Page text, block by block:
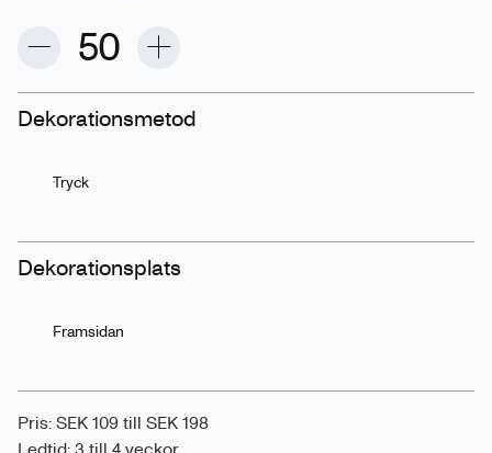
Dekorationsmetod
Tryck
Dekorationsplats
Framsidan
Pris: SEK 109 till SEK 198
Ledtid: 3 till 4 veckor